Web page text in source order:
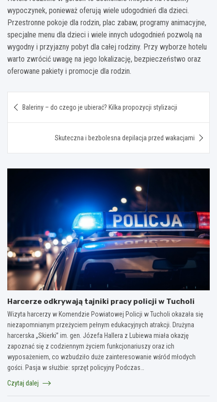
wypoczynek, ponieważ oferują wiele udogodnień dla dzieci.
Przestronne pokoje dla rodzin, plac zabaw, programy animacyjne,
specjalne menu dla dzieci i wiele innych udogodnień pozwolą na
wygodny i przyjazny pobyt dla całej rodziny. Przy wyborze hotelu
warto zwrócić uwagę na jego lokalizację, bezpieczeństwo oraz
oferowane pakiety i promocje dla rodzin.
wpisu
Baleriny – do czego je ubierać? Kilka propozycji stylizacji
Skuteczna i bezbolesna depilacja przed wakacjami
Harcerze odkrywają tajniki pracy policji w Tucholi
Wizyta harcerzy w Komendzie Powiatowej Policji w Tucholi okazała się
niezapomnianym przeżyciem pełnym edukacyjnych atrakcji. Drużyna
harcerska „Skierki” im. gen. Józefa Hallera z Lubiewa miała okazję
zapoznać się z codziennym życiem funkcjonariuszy oraz ich
wyposażeniem, co wzbudziło duże zainteresowanie wśród młodych
gości. Pasja w służbie: sprzęt policyjny Podczas…
Czytaj dalej